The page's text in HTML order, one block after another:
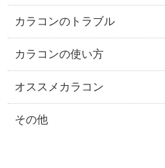
カラコンのトラブル
カラコンの使い方
オススメカラコン
その他